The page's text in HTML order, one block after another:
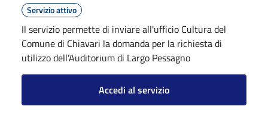
Servizio attivo
Il servizio permette di inviare all'ufficio Cultura del
Comune di Chiavari la domanda per la richiesta di
utilizzo dell'Auditorium di Largo Pessagno
Accedi al servizio